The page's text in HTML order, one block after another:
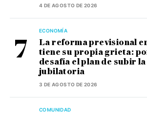
4 DE AGOSTO DE 2026
ECONOMÍA
La reforma previsional
tiene su propia grieta:
desafía el plan de subir
jubilatoria
3 DE AGOSTO DE 2026
COMUNIDAD